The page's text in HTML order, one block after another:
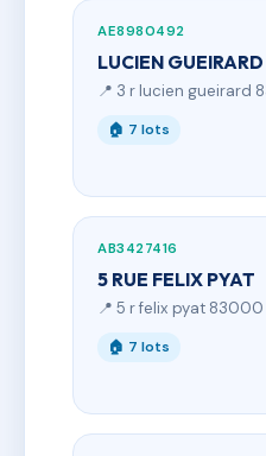
AE8980492
LUCIEN GUEIRARD
📍 3 r lucien gueirard
🏠 7 lots
AB3427416
5 RUE FELIX PYAT
📍 5 r felix pyat 83000
🏠 7 lots